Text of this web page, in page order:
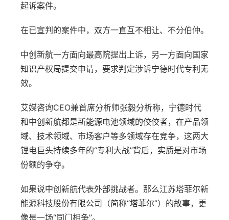
起诉案件。
在已宣判的案件中，双方一直互不相让、不分伯仲。
中创新航一方面向最高院提出上诉，另一方面向国家
知识产权局提交申请，要求判定涉诉宁德时代专利无
效。
艾媒咨询CEO兼首席分析师张毅分析称，宁德时代
和中创新航都是新能源电池领域的佼佼者，在产品领
域、技术领域、市场客户等多领域存在竞争，这两大
锂电巨头持续多年的“专利大战”背后，实质是对市场
份额的争夺。
如果说中创新航代表外部挑战者。那么江苏塔菲尔新
能源科技股份有限公司（简称“塔菲尔”）的故事，更
像是一场“同门相争”。